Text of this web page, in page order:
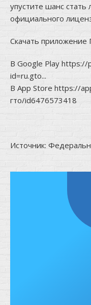
упустите шанс
официального
Скачать
В Google Play
id=ru.gto...
В App Store https://
гто/id6476573418
Источник: